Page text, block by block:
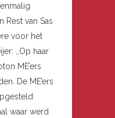
Rest van Sas
voor het
,,Op haar
ME’ers
De ME’ers
waar werd